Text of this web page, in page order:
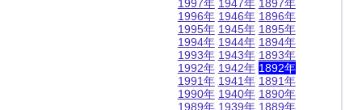
1997年
1996年
1995年
1994年
1993年
1992年
1991年
1990年
1989年
1947年
1946年
1945年
1944年
1943年
1942年
1941年
1940年
1939年
1897年
1896年
1895年
1894年
1893年
1892年
1891年
1890年
1889年